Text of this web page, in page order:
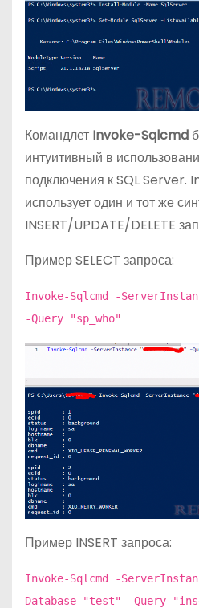
Командлет Invoke-Sqlcmd
интуитивный в
подключения к SQL
использует один и тот же
INSERT/UPDATE/DELETE
Пример SELECT запроса:
Invoke-Sqlcmd -
-Query "sp_who"
Пример INSERT запроса:
Invoke-Sqlcmd -
Database "test" -Query